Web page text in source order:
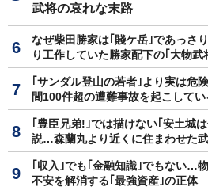
武将の哀れな末路
なぜ柴田勝家は｢賤ケ岳｣であっさ
り工作していた勝家配下の｢大物武
｢サンダル登山の若者｣より実は危
間100件超の遭難事故を起こして
｢豊臣兄弟!｣では描けない｢安土城
説…森蘭丸より近くに住まわせた
｢収入｣でも｢金融知識｣でもない…
不安を解消する｢最強資産｣の正体